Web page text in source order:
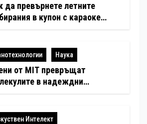
да превърнете летните
в купон с караоке
Наука
от MIT превръщат
в надеждни
Интелект